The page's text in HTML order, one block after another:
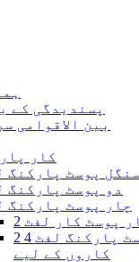
پسندیدگی کے
بین الاقوامی
کار
سنگل پوسٹ پارکنگ
دو پوسٹ پارکنگ
چار پوسٹ پارکنگ
پوسٹ کار لفٹ
2 لیولز فور پوسٹ پارکنگ لفٹ 4
کاروں کے لیے